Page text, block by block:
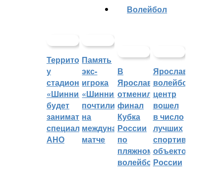
Территорией
у
стадиона
«Шинник»
будет
заниматься
специальное
АНО
Память
экс-
игрока
«Шинника»
почтили
на
международном
матче
Волейбол
В
Ярославле
отменили
финал
Кубка
России
по
пляжному
волейболу
Ярославский
волейбольный
центр
вошел
в число
лучших
спортивных
объектов
России